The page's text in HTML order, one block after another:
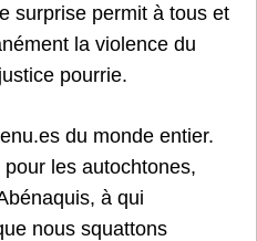
surprise permit à tous et
la violence du
pourrie.
du monde entier.
les autochtones,
à qui
nous squattons